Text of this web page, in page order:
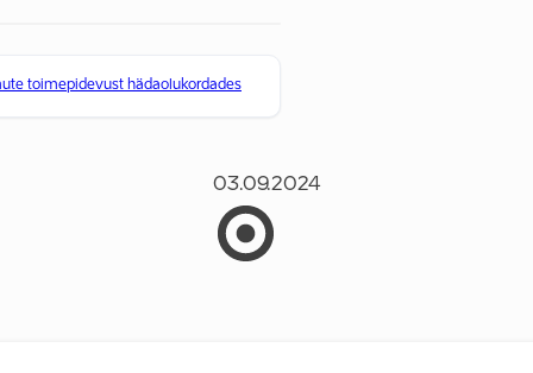
toimepidevust hädaolukordades
03.09.2024